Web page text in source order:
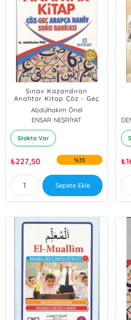
Sınav Kazandıran
Anahtar Kitap Çöz - Geç
Arapça Nahiv Soru
Bankası
Abdülhakim Önel
ENSAR NEŞRİYAT
Stokta Var
₺227,50 %35
Sepete Ekle
₺